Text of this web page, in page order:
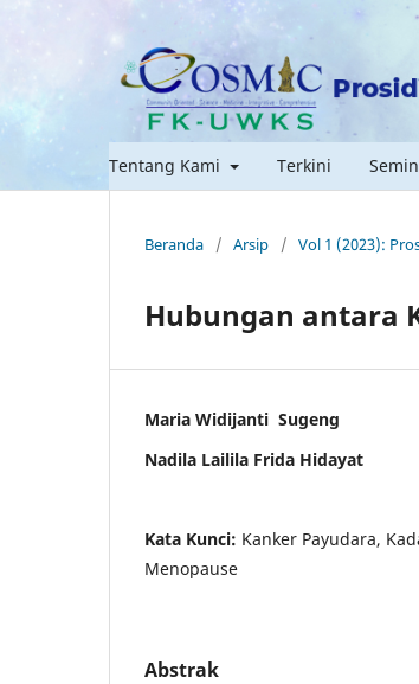
Tentang Kami Terkini
Beranda / Arsip / Vol 1 (2023):
Hubungan antara
Maria Widijanti Sugeng
Nadila Lailila Frida Hidayat
Kata Kunci: Kanker Payudara,
Menopause
Abstrak